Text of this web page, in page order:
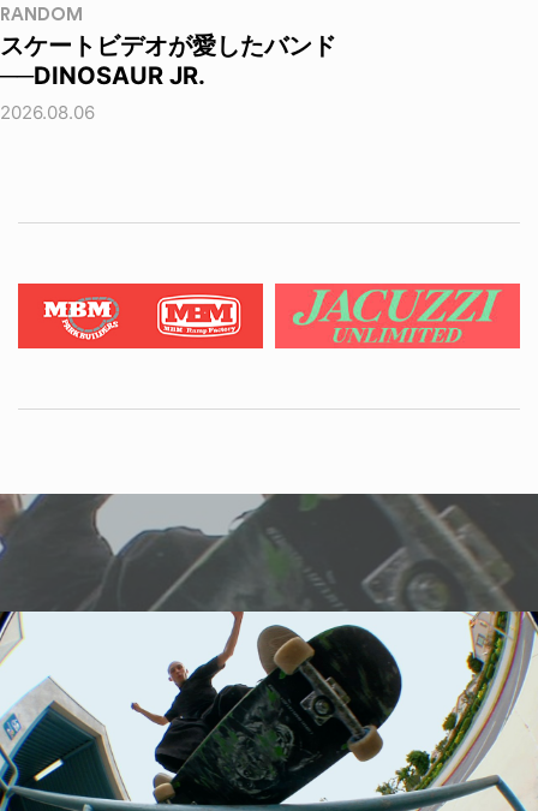
RANDOM
スケートビデオが愛したバンド
──DINOSAUR JR.
2026.08.06